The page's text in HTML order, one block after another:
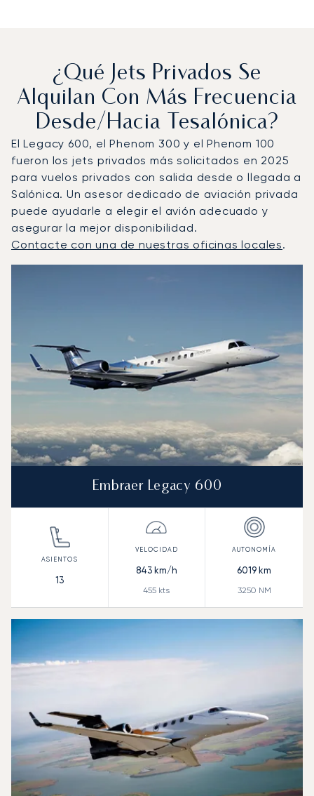
¿Qué Jets Privados Se
Alquilan Con Más Frecuencia
Desde/hacia Tesalónica?
El Legacy 600, el Phenom 300 y el Phenom 100
fueron los jets privados más solicitados en 2025
para vuelos privados con salida desde o llegada a
Salónica. Un asesor dedicado de aviación privada
puede ayudarle a elegir el avión adecuado y
asegurar la mejor disponibilidad.
Contacte con una de nuestras oficinas locales.
Embraer Legacy 600
13
843km/h
455 kts
6019 km
3250 NM